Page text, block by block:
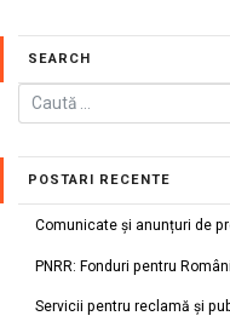
SEARCH
POSTARI RECENTE
Comunicate și anunțuri de
PNRR: Fonduri pentru
Servicii pentru reclamă și